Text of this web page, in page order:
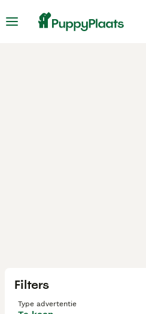
Filters
Type advertentie